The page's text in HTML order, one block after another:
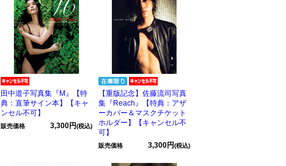
田中道子写真集『M』【特
典：直筆サイン本】【キャ
ンセル不可】
販売価格 3,300円(税込)
【重版記念】佐藤流司写真
集『Reach』【特典：アザ
ーカバー＆マスクチケット
ホルダー】【キャンセル不
可】
販売価格 3,300円(税込)